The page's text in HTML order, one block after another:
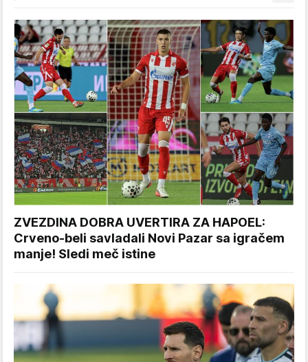
ZVEZDINA DOBRA UVERTIRA ZA HAPOEL:
Crveno-beli savladali Novi Pazar sa igračem
manje! Sledi meč istine